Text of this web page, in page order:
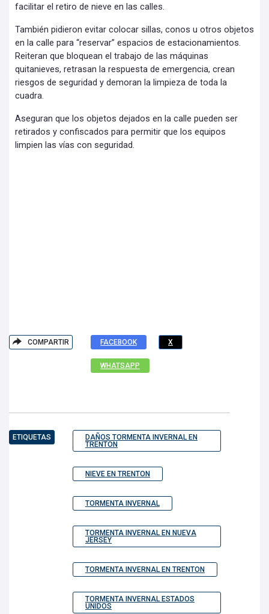
facilitar el retiro de nieve en las calles.
También pidieron evitar colocar sillas, conos u otros objetos
en la calle para “reservar” espacios de estacionamientos.
Reiteran que bloquean el trabajo de las máquinas
quitanieves, retrasan la respuesta de emergencia, crean
riesgos de seguridad y demoran la limpieza de toda la
cuadra.
Aseguran que los objetos dejados en la calle pueden ser
retirados y confiscados para permitir que los equipos
limpien las vías con seguridad.
COMPARTIR FACEBOOK X
WHATSAPP
ETIQUETAS
DAÑOS TORMENTA INVERNAL EN
TRENTON
NIEVE EN TRENTON
TORMENTA INVERNAL
TORMENTA INVERNAL EN NUEVA
JERSEY
TORMENTA INVERNAL EN TRENTON
TORMENTA INVERNAL ESTADOS
UNIDOS